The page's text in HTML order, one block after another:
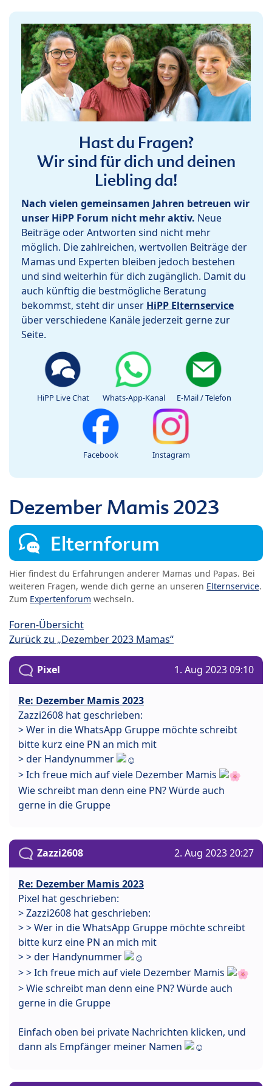
Hast du Fragen?
Wir sind für dich und deinen
Liebling da!
Nach vielen gemeinsamen Jahren betreuen wir
unser HiPP Forum nicht mehr aktiv. Neue
Beiträge oder Antworten sind nicht mehr
möglich. Die zahlreichen, wertvollen Beiträge der
Mamas und Experten bleiben jedoch bestehen
und sind weiterhin für dich zugänglich. Damit du
auch künftig die bestmögliche Beratung
bekommst, steht dir unser HiPP Elternservice
über verschiedene Kanäle jederzeit gerne zur
Seite.
HiPP Live Chat Whats-App-Kanal E-Mail / Telefon
Facebook Instagram
Dezember Mamis 2023
Elternforum
Hier findest du Erfahrungen anderer Mamas und Papas. Bei
weiteren Fragen, wende dich gerne an unseren Elternservice.
Zum Expertenforum wechseln.
Foren-Übersicht
Zurück zu „Dezember 2023 Mamas“
Pixel 1. Aug 2023 09:10
Re: Dezember Mamis 2023
Zazzi2608 hat geschrieben:
> Wer in die WhatsApp Gruppe möchte schreibt
bitte kurz eine PN an mich mit
> der Handynummer
> Ich freue mich auf viele Dezember Mamis
Wie schreibt man denn eine PN? Würde auch
gerne in die Gruppe
Zazzi2608 2. Aug 2023 20:27
Re: Dezember Mamis 2023
Pixel hat geschrieben:
> Zazzi2608 hat geschrieben:
> > Wer in die WhatsApp Gruppe möchte schreibt
bitte kurz eine PN an mich mit
> > der Handynummer
> > Ich freue mich auf viele Dezember Mamis
> Wie schreibt man denn eine PN? Würde auch
gerne in die Gruppe
Einfach oben bei private Nachrichten klicken, und
dann als Empfänger meiner Namen